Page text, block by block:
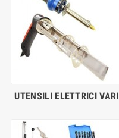
UTENSILI ELETTRICI VARI